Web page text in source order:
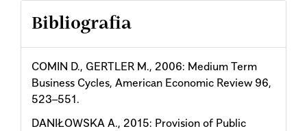
Bibliografia
COMIN D., GERTLER M., 2006: Medium Term
Business Cycles, American Economic Review 96,
523–551.
DANIŁOWSKA A., 2015: Provision of Public